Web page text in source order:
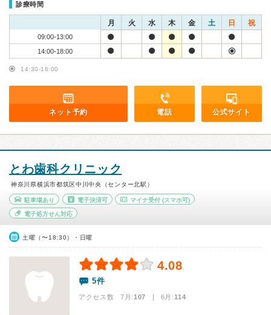
診療時間
月 火 水 木 金 土 日 祝
09:00-13:00
14:00-18:00
14:30-16:00
ネット予約 電話 公式サイト
とわ歯科クリニック
神奈川県横浜市都筑区中川中央（センター北駅）
駐車場あり 電子決済可 マイナ受付 (スマホ可)
電子処方せん対応
土曜（〜18:30）・日曜
4.08
5件
アクセス数 7月:107 | 6月:114